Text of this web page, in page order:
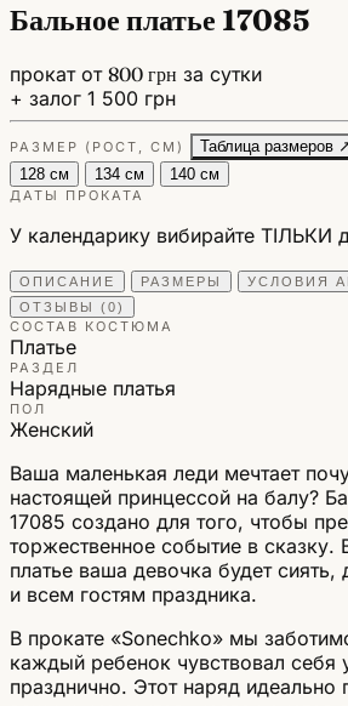
Бальное платье 17085
прокат от 800 грн за сутки
+ залог 1 500 грн
РАЗМЕР (РОСТ, СМ)
Таблица размеров
128 см
134 см 140 см
ДАТЫ ПРОКАТА
У календарику вибирайте ТІЛЬКИ
ОПИСАНИЕ РАЗМЕРЫ
УСЛОВИЯ
ОТЗЫВЫ (0)
СОСТАВ КОСТЮМА
Платье
РАЗДЕЛ
Нарядные платья
ПОЛ
Женский
Ваша маленькая леди мечтает
настоящей принцессой на балу?
17085 создано для того, чтобы
торжественное событие в сказку.
платье ваша девочка будет сиять,
и всем гостям праздника.
В прокате «Sonechko» мы
каждый ребенок чувствовал себя
празднично. Этот наряд идеально